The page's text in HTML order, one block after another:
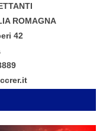
ROMAGNA
42